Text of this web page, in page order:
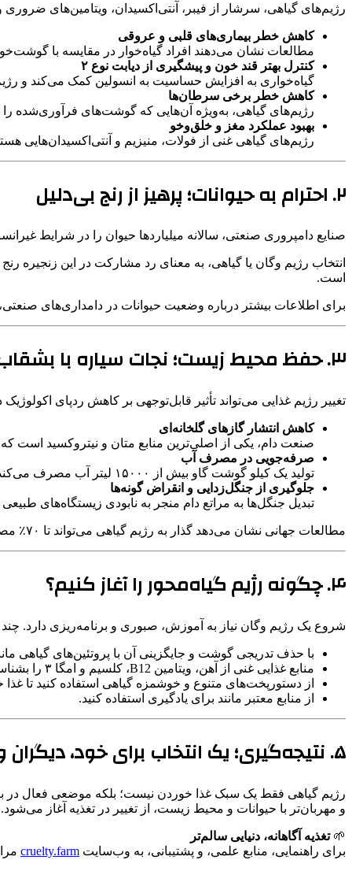
رژیم‌های گیاهی، سرشار از فیبر، آنتی‌اکسیدان، ویتامین‌های
کاهش خطر بیماری‌های قلبی و عروقی
مطالعات نشان می‌دهند افراد گیاه‌خوار در مقایسه با
کنترل بهتر قند خون و پیشگیری از دیابت نوع ۲
گیاه‌خواری به افزایش حساسیت به انسولین کمک می‌کند و
کاهش خطر برخی سرطان‌ها
رژیم‌های گیاهی، به‌ویژه آن‌هایی که گوشت‌های فرآوری‌شده
بهبود عملکرد مغز و خلق‌وخو
رژیم‌های گیاهی غنی از فولات، منیزیم و آنتی‌اکسیدان‌هایی
۲. احترام به حیوانات؛ پرهیز از رنج بی‌دلیل
صنایع دامپروری صنعتی، سالانه میلیاردها حیوان را در شرایط
است.
برای اطلاعات بیشتر درباره وضعیت حیوانات در دامداری‌های
۳. حفظ محیط زیست؛ نجات سیاره با بشقاب شما
تغییر رژیم غذایی می‌تواند تأثیر قابل‌توجهی بر کاهش ردپای اکولوژیک
کاهش انتشار گازهای گلخانه‌ای
صنعت دام، یکی از اصلی‌ترین منابع متان و نیتروکسید است که
صرفه‌جویی در مصرف آب
تولید یک کیلو گوشت گاو بیش از ۱۵۰۰۰ لیتر آب مصرف می‌کند؛ در حالی که تولید غذاهای گیاهی مانند عدس، دانه چیا یا سویا بسیار کم‌مصرف‌تر است.
جلوگیری از جنگل‌زدایی و انقراض گونه‌ها
تبدیل جنگل‌ها به مراتع دام منجر به نابودی زیستگاه‌های
مطالعات جهانی نشان می‌دهد گذار به رژیم گیاهی می‌تواند تا ۷۰٪ مصرف منابع را کاهش دهد. برای اطلاعات دقیق‌تر به
۴. چگونه رژیم گیاه‌محور را آغاز کنیم؟
شروع یک رژیم وگان نیاز به آموزش، صبوری و برنامه‌ریزی دارد.
با حذف تدریجی گوشت و جایگزینی آن با پروتئین‌های گیاهی
منابع غذایی غنی از آهن، ویتامین B12، کلسیم و امگا ۳ را بشناسید و در رژیم خود بگنجانید.
از دستورپخت‌های متنوع و خوشمزه گیاهی استفاده کنید تا
از منابع معتبر مانند برای یادگیری استفاده کنید.
۵. نتیجه‌گیری؛ یک انتخاب برای خود، دیگران و زمین
رژیم گیاهی فقط یک سبک غذا خوردن نیست؛ بلکه موضعی فعال در
و مهربان‌تر با حیوانات و محیط زیست، از تغییر در تغذیه آغاز می‌شود.
🌱تغذیه آگاهانه، دنیایی سالم‌تر
برای راهنمایی، منابع علمی، و پشتیبانی، به وب‌سایت cruelty.farm